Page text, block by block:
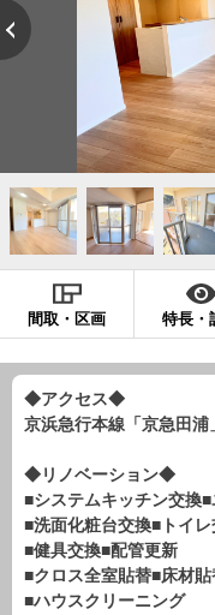
間取・区画 特長・
◆アクセス◆
京浜急行本線「京急田
◆リノベーション◆
■システムキッチン交換
■洗面化粧台交換■トイレ
■健具交換■配管更新
■クロス全室貼替■床材貼
■ハウスクリーニング
営業
松戸支店
神奈川支店
沖縄支店
現地販売会情報
千葉本店 松戸支店
神奈川支店
沖縄支店
千葉本店 松戸支店
神奈川支店
沖縄支店
売却査定
お問い合わせ
プライバシーポリシー